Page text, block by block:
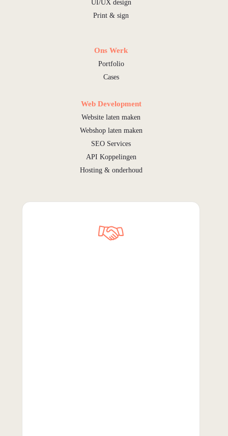
UI/UX design
Print & sign
Ons Werk
Portfolio
Cases
Web Development
Website laten maken
Webshop laten maken
SEO Services
API Koppelingen
Hosting & onderhoud